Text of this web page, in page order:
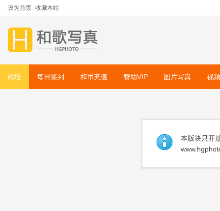
设为首页 收藏本站
论坛 每日签到 和币充值 赞助VIP 图片写真 视
本版块只开